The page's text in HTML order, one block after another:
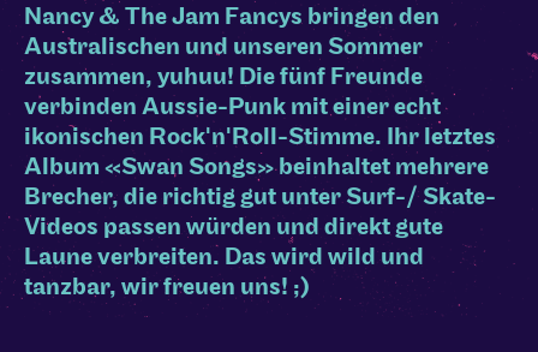
Nancy & The Jam Fancys bringen den
Australischen und unseren Sommer
zusammen, yuhuu! Die fünf Freunde
verbinden Aussie-Punk mit einer echt
ikonischen Rock'n'Roll-Stimme. Ihr letztes
Album «Swan Songs» beinhaltet mehrere
Brecher, die richtig gut unter Surf-/ Skate-
Videos passen würden und direkt gute
Laune verbreiten. Das wird wild und
tanzbar, wir freuen uns! ;)